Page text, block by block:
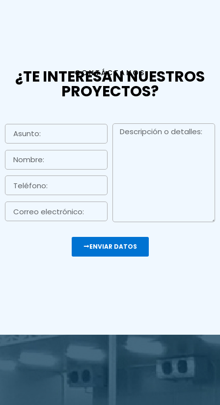
CONTÁCTANOS
¿TE INTERESAN NUESTROS
PROYECTOS?
ENVIAR DATOS